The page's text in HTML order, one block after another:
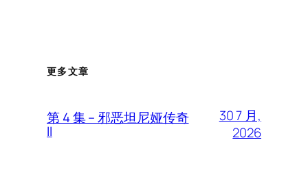
更多文章
第 4 集 – 邪恶坦尼娅传奇
II
30 7 月,
2026